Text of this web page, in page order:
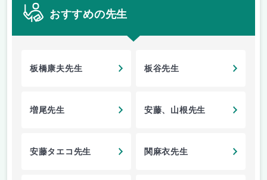
おすすめの先生
板橋康夫先生 板谷先生
増尾先生 安藤、山根先生
安藤タエコ先生 関麻衣先生